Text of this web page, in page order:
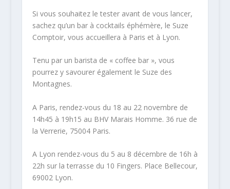
Si vous souhaitez le tester avant de vous lancer,
sachez qu’un bar à cocktails éphémère, le Suze
Comptoir, vous accueillera à Paris et à Lyon.
Tenu par un barista de « coffee bar », vous
pourrez y savourer également le Suze des
Montagnes.
A Paris, rendez-vous du 18 au 22 novembre de
14h45 à 19h15 au BHV Marais Homme. 36 rue de
la Verrerie, 75004 Paris.
A Lyon rendez-vous du 5 au 8 décembre de 16h à
22h sur la terrasse du 10 Fingers. Place Bellecour,
69002 Lyon.